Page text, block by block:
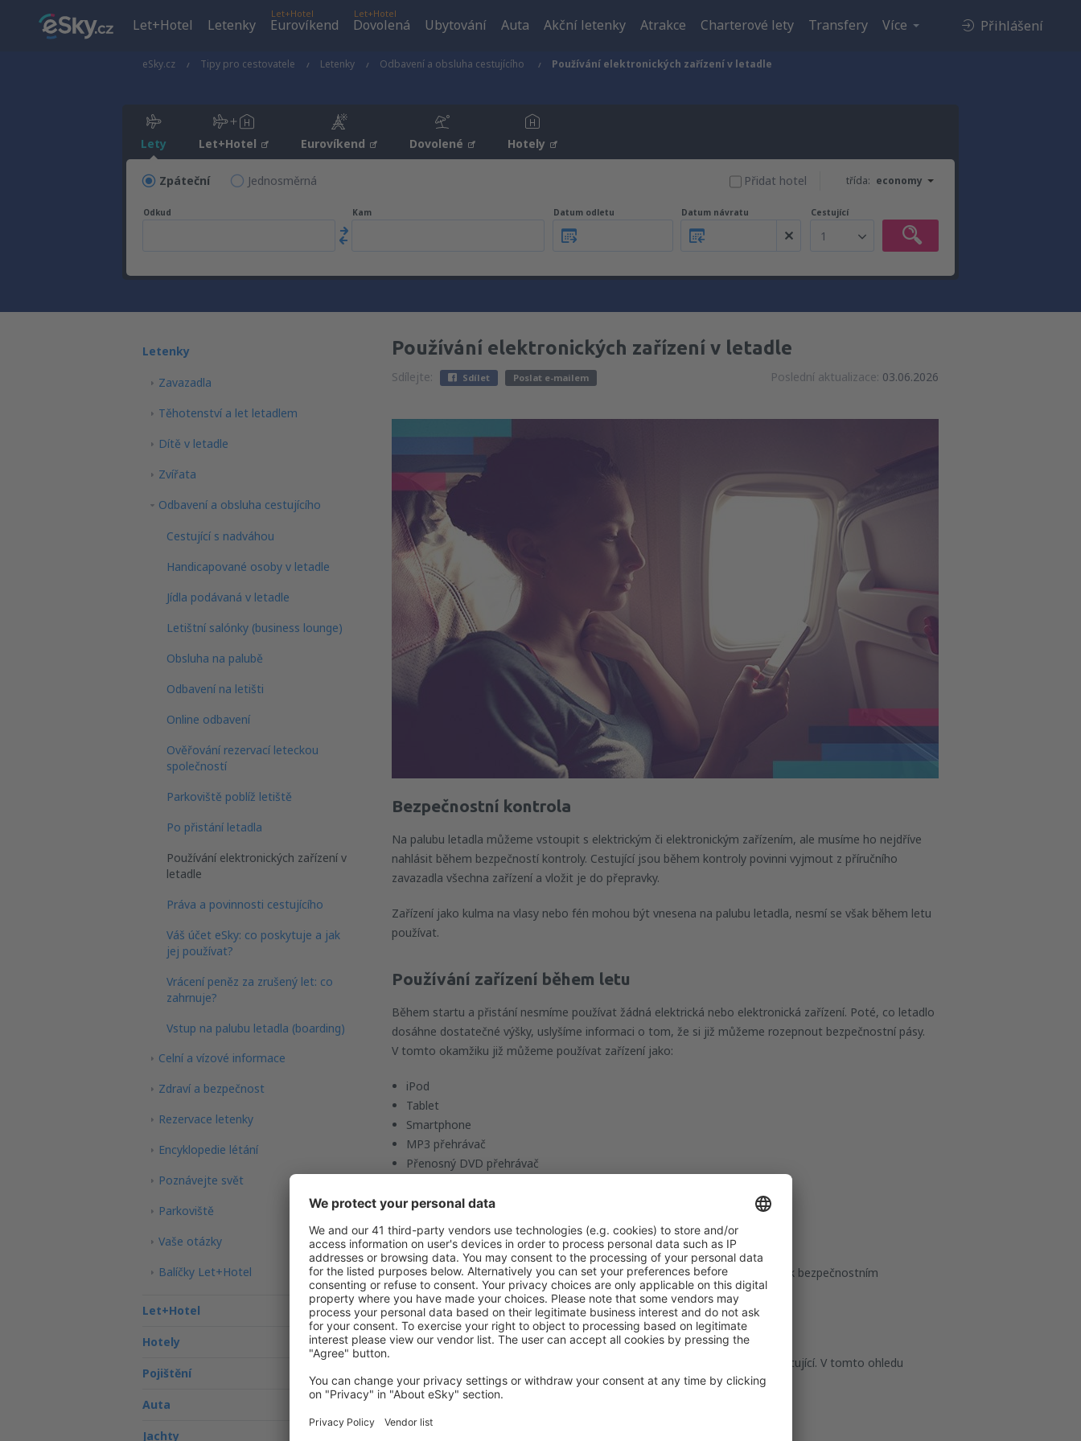
Let+Hotel Letenky
Let+Hotel
Eurovíkend
Let+Hotel
Dovolená Ubytování Auta Akční letenky Atrakce Charterové lety Transfery Více Přihlášení
eSky.cz Tipy pro cestovatele Letenky Odbavení a obsluha cestujícího Používání elektronických zařízení v letadle
Lety Let+Hotel Eurovíkend Dovolené Hotely
Zpáteční Jednosměrná třída: economy
Přidat hotel
Odkud Kam Datum odletu Datum návratu Cestující
1
Letenky
Zavazadla
Těhotenství a let letadlem
Dítě v letadle
Zvířata
Odbavení a obsluha cestujícího
Cestující s nadváhou
Handicapované osoby v letadle
Jídla podávaná v letadle
Letištní salónky (business lounge)
Obsluha na palubě
Odbavení na letišti
Online odbavení
Ověřování rezervací leteckou
společností
Parkoviště poblíž letiště
Po přistání letadla
Používání elektronických zařízení v
letadle
Práva a povinnosti cestujícího
Váš účet eSky: co poskytuje a jak
jej používat?
Vrácení peněz za zrušený let: co
zahrnuje?
Vstup na palubu letadla (boarding)
Celní a vízové informace
Zdraví a bezpečnost
Rezervace letenky
Encyklopedie létání
Poznávejte svět
Parkoviště
Vaše otázky
Balíčky Let+Hotel
Let+Hotel
Hotely
Pojištění
Auta
Jachty
Používání elektronických zařízení v letadle
Sdílejte: Sdílet Poslat e-mailem Poslední aktualizace: 03.06.2026
Bezpečnostní kontrola
Na palubu letadla můžeme vstoupit s elektrickým či elektronickým zařízením, ale musíme ho nejdříve
nahlásit během bezpečností kontroly. Cestující jsou během kontroly povinni vyjmout z příručního
zavazadla všechna zařízení a vložit je do přepravky.
Zařízení jako kulma na vlasy nebo fén mohou být vnesena na palubu letadla, nesmí se však během letu
používat.
Používání zařízení během letu
Během startu a přistání nesmíme používat žádná elektrická nebo elektronická zařízení. Poté, co letadlo
dosáhne dostatečné výšky, uslyšíme informaci o tom, že si již můžeme rozepnout bezpečnostní pásy.
V tomto okamžiku již můžeme používat zařízení jako:
iPod
Tablet
Smartphone
MP3 přehrávač
Přenosný DVD přehrávač
Pozor!
Na palubě letadla platí zákaz používání mobilních telefonů, které, vzhledem k bezpečnostním
opatřením, musí být během letu vypnuty.
Etiketa
Pamatujme, že využívání elektronických zařízení by nemělo rušit ostatní cestující. V tomto ohledu
dodržujme pokyny posádky.